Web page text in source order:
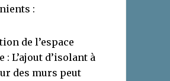
:
de l’espace
: L’ajout d’isolant à
des murs peut